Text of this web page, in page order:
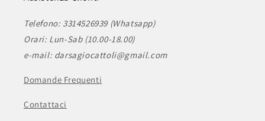
Telefono: 3314526939 (Whatsapp)
Orari: Lun-Sab (10.00-18.00)
e-mail: darsagiocattoli@gmail.com
Domande Frequenti
Contattaci